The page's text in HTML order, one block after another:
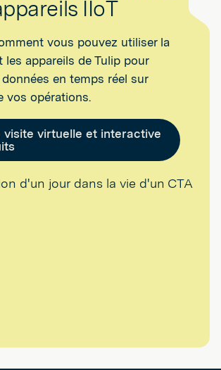
IIoT
vous pouvez utiliser la
les appareils de Tulip pour
en temps réel sur
vos opérations.
visite virtuelle et interactive